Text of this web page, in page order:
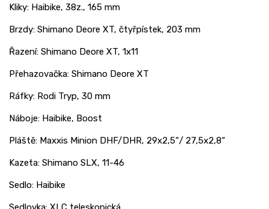
Kliky: Haibike, 38z., 165 mm
Brzdy: Shimano Deore XT, čtyřpístek, 203 mm
Řazení: Shimano Deore XT, 1x11
Přehazovačka: Shimano Deore XT
Ráfky: Rodi Tryp, 30 mm
Náboje: Haibike, Boost
Pláště: Maxxis Minion DHF/DHR, 29x2,5“/ 27,5x2,8“
Kazeta: Shimano SLX, 11-46
Sedlo: Haibike